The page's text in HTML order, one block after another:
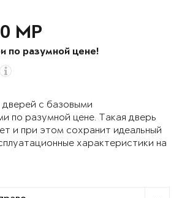
MP
по разумной цене!
дверей с базовыми
по разумной цене. Такая дверь
и при этом сохранит идеальный
характеристики на